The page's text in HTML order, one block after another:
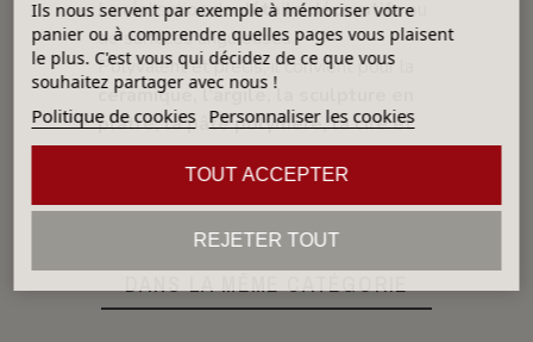
La réalisation dedétails décoratifsou
de surfaces anguleuses.
Polyvalent et précis, il convient pour la
céramique, l’argile, la sculpture en
plâtre, la pâte polymère, la cire et
l’artisanat divers.
DANS LA MÊME CATÉGORIE
Ils nous servent par exemple à mémoriser votre
panier ou à comprendre quelles pages vous plaisent
le plus. C'est vous qui décidez de ce que vous
souhaitez partager avec nous !
Politique de cookies Personnaliser les cookies
REJETER TOUT
TOUT ACCEPTER